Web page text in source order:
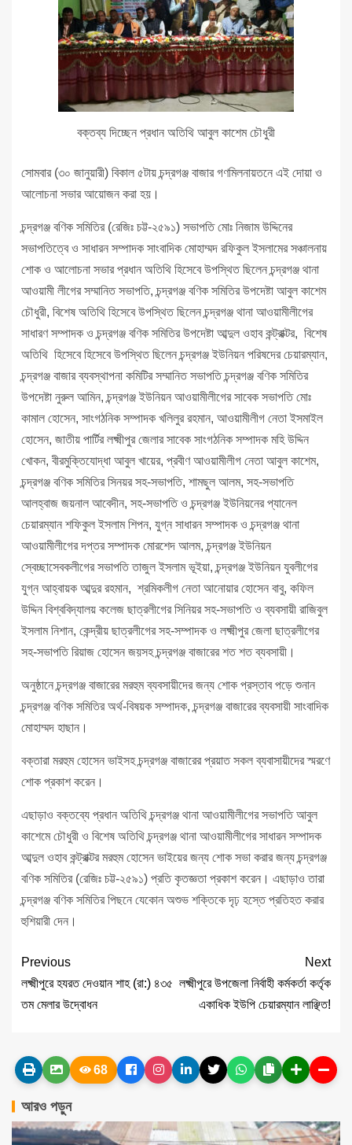
বক্তব্য দিচ্ছেন প্রধান অতিথি আবুল কাশেম চৌধুরী
সোমবার (৩০ জানুয়ারী) বিকাল ৫টায় চন্দ্রগঞ্জ বাজার গণমিলনায়তনে এই দোয়া ও
আলোচনা সভার আয়োজন করা হয়।
চন্দ্রগঞ্জ বণিক সমিতির (রেজিঃ চট্ট-২৫৯১) সভাপতি মোঃ নিজাম উদ্দিনের
সভাপতিত্বে ও সাধারন সম্পাদক সাংবাদিক মোহাম্মদ রফিকুল ইসলামের সঞ্চালনায়
শোক ও আলোচনা সভার প্রধান অতিথি হিসেবে উপস্থিত ছিলেন চন্দ্রগঞ্জ থানা
আওয়ামী লীগের সম্মানিত সভাপতি, চন্দ্রগঞ্জ বণিক সমিতির উপদেষ্টা আবুল কাশেম
চৌধুরী, বিশেষ অতিথি হিসেবে উপস্থিত ছিলেন চন্দ্রগঞ্জ থানা আওয়ামীলীগের
সাধারণ সম্পাদক ও চন্দ্রগঞ্জ বণিক সমিতির উপদেষ্টা আব্দুল ওহাব কন্ট্রাক্টর, বিশেষ
অতিথি হিসেবে হিসেবে উপস্থিত ছিলেন চন্দ্রগঞ্জ ইউনিয়ন পরিষদের চেয়ারম্যান,
চন্দ্রগঞ্জ বাজার ব্যবস্থাপনা কমিটির সম্মানিত সভাপতি চন্দ্রগঞ্জ বণিক সমিতির
উপদেষ্টা নুরুল আমিন, চন্দ্রগঞ্জ ইউনিয়ন আওয়ামীলীগের সাবেক সভাপতি মোঃ
কামাল হোসেন, সাংগঠনিক সম্পাদক খলিলুর রহমান, আওয়ামীলীগ নেতা ইসমাইল
হোসেন, জাতীয় পার্টির লক্ষ্মীপুর জেলার সাবেক সাংগঠনিক সম্পাদক মহি উদ্দিন
খোকন, বীরমুক্তিযোদ্ধা আবুল খায়ের, প্রবীণ আওয়ামীলীগ নেতা আবুল কাশেম,
চন্দ্রগঞ্জ বণিক সমিতির সিনয়র সহ-সভাপতি, শামছুল আলম, সহ-সভাপতি
আলহ্বাজ জয়নাল আবেদীন, সহ-সভাপতি ও চন্দ্রগঞ্জ ইউনিয়নের প্যানেল
চেয়ারম্যান শফিকুল ইসলাম শিপন, যুগ্ন সাধারন সম্পাদক ও চন্দ্রগঞ্জ থানা
আওয়ামীলীগের দপ্তর সম্পাদক মোরশেদ আলম, চন্দ্রগঞ্জ ইউনিয়ন
স্বেচ্ছাসেবকলীগের সভাপতি তাজুল ইসলাম ভূইয়া, চন্দ্রগঞ্জ ইউনিয়ন যুবলীগের
যুগ্ন আহ্বায়ক আব্দুর রহমান, শ্রমিকলীগ নেতা আনোয়ার হোসেন বাবু, কফিল
উদ্দিন বিশ্ববিদ্যালয় কলেজ ছাত্রলীগের সিনিয়র সহ-সভাপতি ও ব্যবসায়ী রাজিবুল
ইসলাম নিশান, কেন্দ্রীয় ছাত্রলীগের সহ-সম্পাদক ও লক্ষ্মীপুর জেলা ছাত্রলীগের
সহ-সভাপতি রিয়াজ হোসেন জয়সহ চন্দ্রগঞ্জ বাজারের শত শত ব্যবসায়ী।
অনুষ্ঠানে চন্দ্রগঞ্জ বাজারের মরহুম ব্যবসায়ীদের জন্য শোক প্রস্তাব পড়ে শুনান
চন্দ্রগঞ্জ বণিক সমিতির অর্থ-বিষয়ক সম্পাদক, চন্দ্রগঞ্জ বাজারের ব্যবসায়ী সাংবাদিক
মোহাম্মদ হাছান।
বক্তারা মরহুম হোসেন ভাইসহ চন্দ্রগঞ্জ বাজারের প্রয়াত সকল ব্যবাসায়ীদের স্মরণে
শোক প্রকাশ করেন।
এছাড়াও বক্তব্যে প্রধান অতিথি চন্দ্রগঞ্জ থানা আওয়ামীলীগের সভাপতি আবুল
কাশেমে চৌধুরী ও বিশেষ অতিথি চন্দ্রগঞ্জ থানা আওয়ামীলীগের সাধারন সম্পাদক
আব্দুল ওহাব কন্ট্রাক্টর মরহুম হোসেন ভাইয়ের জন্য শোক সভা করার জন্য চন্দ্রগঞ্জ
বণিক সমিতির (রেজিঃ চট্ট-২৫৯১) প্রতি কৃতজ্ঞতা প্রকাশ করেন। এছাড়াও তারা
চন্দ্রগঞ্জ বণিক সমিতির পিছনে যেকোন অশুভ শক্তিকে দৃঢ় হস্তে প্রতিহত করার
হুশিয়ারী দেন।
Previous
লক্ষ্মীপুরে হযরত দেওয়ান শাহ (রা:) ৪৩৫
তম মেলার উদ্বোধন
Next
লক্ষ্মীপুরে উপজেলা নির্বাহী কর্মকর্তা কর্তৃক
একাধিক ইউপি চেয়ারম্যান লাঞ্ছিত!
68
আরও পড়ুন